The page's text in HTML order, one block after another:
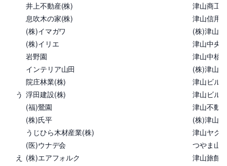
井上不動産(株)
津山商工
息吹木の家(株)
津山信用
(株)イマガワ
(株)津山
(株)イリエ
津山中央
岩野園
津山中核
インテリア山田
(株)津山
院庄林業(株)
津山ビル
う 浮田建設(株)
津山ビル
(福)鶯園
津山不動
(株)氏平
(株)津山
うじひら木材産業(株)
津山ヤク
(医)ウナデ会
つやま山
え (株)エアフォルク
津山旅館